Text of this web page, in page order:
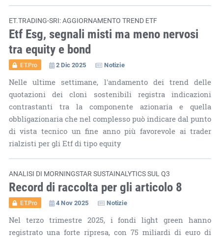
ET.TRADING-SRI: AGGIORNAMENTO TREND ETF
Etf Esg, segnali misti ma meno nervosi
tra equity e bond
ET.Pro 2 Dic 2025 Notizie
Nelle ultime settimane, l'andamento dei trend delle
quotazioni dei cloni sostenibili registra indicazioni
contrastanti tra la componente azionaria e quella
obbligazionaria che nel complesso può indicare dal punto
di vista tecnico un fine anno più favorevole ai trader
rialzisti per gli Etf di tipo equity
ANALISI DI MORNINGSTAR SUSTAINALYTICS SUL Q3
Record di raccolta per gli articolo 8
ET.Pro 4 Nov 2025 Notizie
Nel terzo trimestre 2025, i fondi light green hanno
registrato una forte ripresa, con 75 miliardi di euro di